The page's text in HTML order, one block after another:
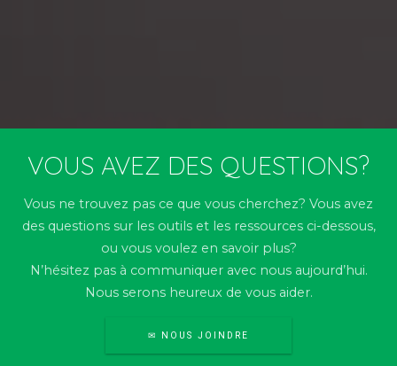
VOUS AVEZ DES QUESTIONS?
Vous ne trouvez pas ce que vous cherchez? Vous avez
des questions sur les outils et les ressources ci-dessous,
ou vous voulez en savoir plus?
N’hésitez pas à communiquer avec nous aujourd’hui.
Nous serons heureux de vous aider.
✉ NOUS JOINDRE